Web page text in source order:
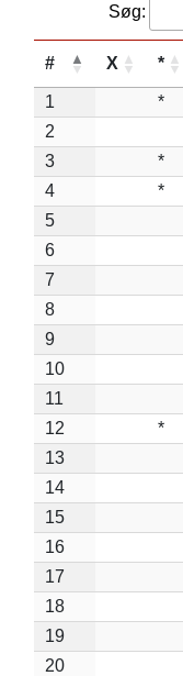
Søg:
# X *
1 *
2
3
*
4
*
5
6
7
8
9
10
11
12
*
13
14
15
16
17
18
19
20